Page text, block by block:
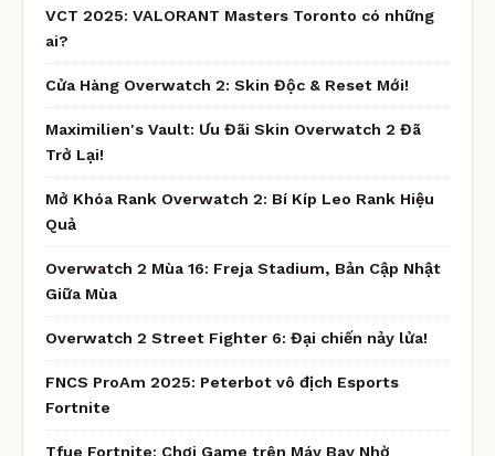
VCT 2025: VALORANT Masters Toronto có những
ai?
Cửa Hàng Overwatch 2: Skin Độc & Reset Mới!
Maximilien's Vault: Ưu Đãi Skin Overwatch 2 Đã
Trở Lại!
Mở Khóa Rank Overwatch 2: Bí Kíp Leo Rank Hiệu
Quả
Overwatch 2 Mùa 16: Freja Stadium, Bản Cập Nhật
Giữa Mùa
Overwatch 2 Street Fighter 6: Đại chiến nảy lửa!
FNCS ProAm 2025: Peterbot vô địch Esports
Fortnite
Tfue Fortnite: Chơi Game trên Máy Bay Nhờ